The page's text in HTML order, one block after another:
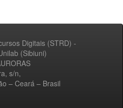
Digitais (STRD) -
(Sibiuni)
s/n,
– Ceará – Brasil